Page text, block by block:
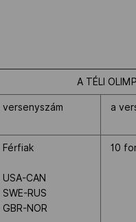
A TÉLI
versenyszám a
Férfiak
USA-CAN
SWE-RUS
GBR-NOR
10